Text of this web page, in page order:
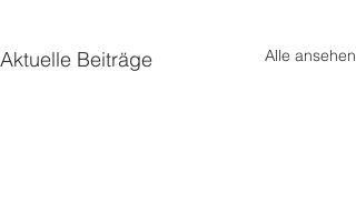
Aktuelle Beiträge Alle ansehen